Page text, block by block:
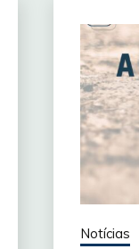
Notícias